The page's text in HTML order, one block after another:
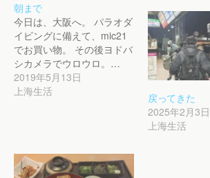
朝まで
今日は、大阪へ。 パラオダ
イビングに備えて、mic21
でお買い物。 その後ヨドバ
シカメラでウロウロ。…
2019年5月13日
上海生活
戻ってきた
2025年2月3日
上海生活